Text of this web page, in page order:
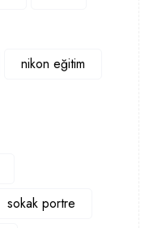
nikon eğitim
sokak portre